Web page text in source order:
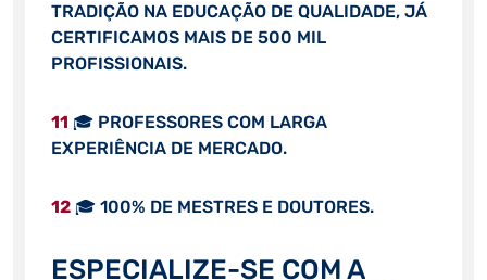
TRADIÇÃO NA EDUCAÇÃO DE QUALIDADE, JÁ
CERTIFICAMOS MAIS DE 500 MIL
PROFISSIONAIS.
11 🎓 PROFESSORES COM LARGA
EXPERIÊNCIA DE MERCADO.
12🎓 100% DE MESTRES E DOUTORES.
ESPECIALIZE-SE COM A